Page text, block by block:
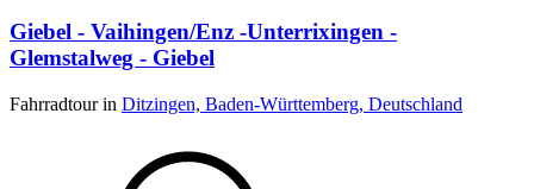
Giebel - Vaihingen/Enz -Unterrixingen -
Glemstalweg - Giebel
Fahrradtour in Ditzingen, Baden-Württemberg, Deutschland